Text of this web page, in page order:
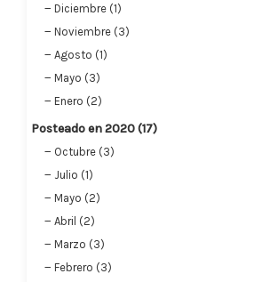
Diciembre (1)
Noviembre (3)
Agosto (1)
Mayo (3)
Enero (2)
Posteado en 2020 (17)
Octubre (3)
Julio (1)
Mayo (2)
Abril (2)
Marzo (3)
Febrero (3)